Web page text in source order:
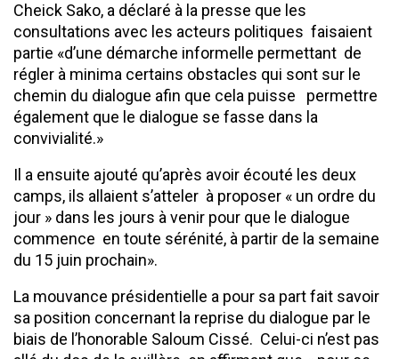
Cheick Sako, a déclaré à la presse que les
consultations avec les acteurs politiques faisaient
partie «d’une démarche informelle permettant de
régler à minima certains obstacles qui sont sur le
chemin du dialogue afin que cela puisse permettre
également que le dialogue se fasse dans la
convivialité.»
Il a ensuite ajouté qu’après avoir écouté les deux
camps, ils allaient s’atteler à proposer « un ordre du
jour » dans les jours à venir pour que le dialogue
commence en toute sérénité, à partir de la semaine
du 15 juin prochain».
La mouvance présidentielle a pour sa part fait savoir
sa position concernant la reprise du dialogue par le
biais de l’honorable Saloum Cissé. Celui-ci n’est pas